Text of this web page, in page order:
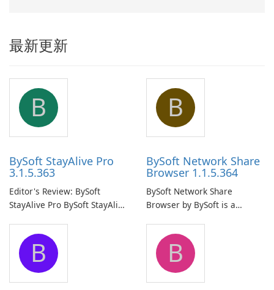
最新更新
B
BySoft StayAlive Pro
3.1.5.363
Editor's Review: BySoft
StayAlive Pro BySoft StayAlive
application designed to
ensure the continuous and
uninterrupted operation of
your computer system.
B
BySoft Network Share
Browser 1.1.5.364
BySoft Network Share
Browser by BySoft is a
application that allows users
to easily browse and manage
shared folders on their
network.
B B